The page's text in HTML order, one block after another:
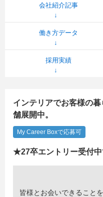
会社紹介記事
働き方データ
採用実績
インテリアでお客様の
舗展開中。
My Career Boxで応募可
★27卒エントリー受付
皆様とお会いできること